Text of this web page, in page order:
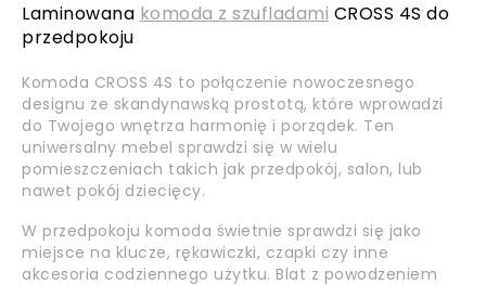
Laminowana komoda z szufladami CROSS 4S do
przedpokoju
Komoda CROSS 4S to połączenie nowoczesnego
designu ze skandynawską prostotą, które wprowadzi
do Twojego wnętrza harmonię i porządek. Ten
uniwersalny mebel sprawdzi się w wielu
pomieszczeniach takich jak przedpokój, salon, lub
nawet pokój dziecięcy.
W przedpokoju komoda świetnie sprawdzi się jako
miejsce na klucze, rękawiczki, czapki czy inne
akcesoria codziennego użytku. Blat z powodzeniem